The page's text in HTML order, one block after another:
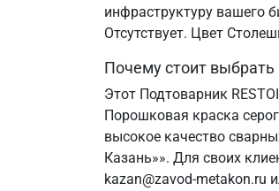
инфраструктуру вашего
Отсутствует. Цвет
Почему стоит
Этот Подтоварник
Порошковая краска
высокое качество
Казань»». Для своих
kazan@zavod-metakon.ru